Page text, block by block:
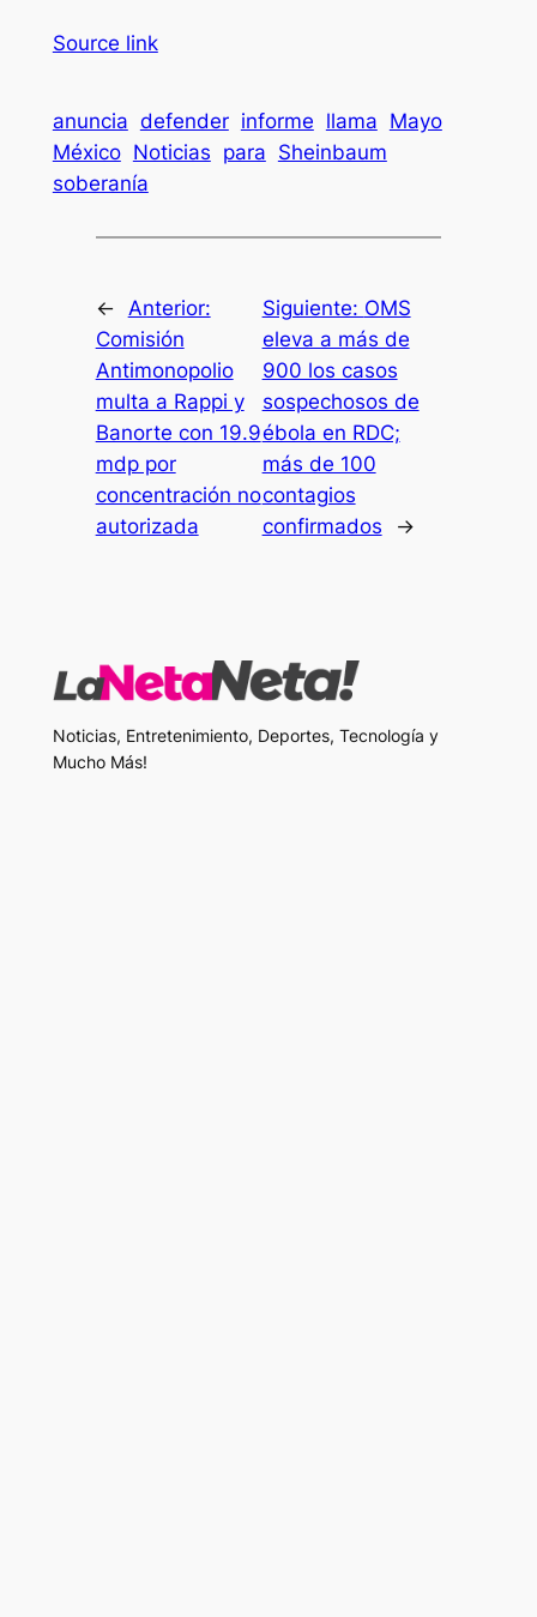
Source link
anuncia defender informe llama Mayo
México Noticias para Sheinbaum
soberanía
←
Anterior:
Comisión
Antimonopolio
multa a Rappi y
Banorte con 19.9
mdp por
concentración no
autorizada
Siguiente: OMS
eleva a más de
900 los casos
sospechosos de
ébola en RDC;
más de 100
contagios
confirmados
→
Noticias, Entretenimiento, Deportes, Tecnología y
Mucho Más!